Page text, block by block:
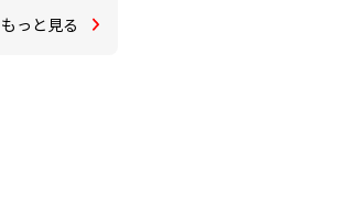
もっと見る